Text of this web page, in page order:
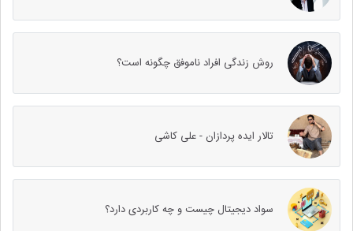
روش زندگی افراد ناموفق چگونه است؟
تالار ایده پردازان - علی کاشی
سواد دیجیتال چیست و چه کاربردی دارد؟